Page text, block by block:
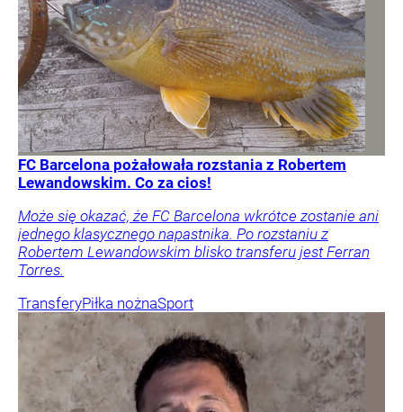
FC Barcelona pożałowała rozstania z Robertem
Lewandowskim. Co za cios!
Może się okazać, że FC Barcelona wkrótce zostanie ani
jednego klasycznego napastnika. Po rozstaniu z
Robertem Lewandowskim blisko transferu jest Ferran
Torres.
TransferyPiłka nożnaSport